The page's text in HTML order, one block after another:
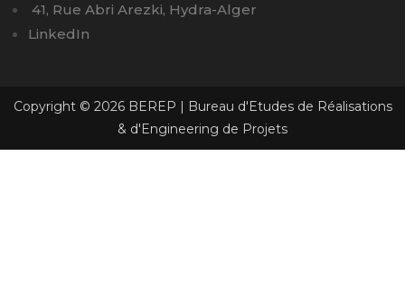
41, Rue Abri Arezki, Hydra-Alger
LinkedIn
Copyright © 2026 BEREP | Bureau d'Etudes de Réalisations
& d'Engineering de Projets